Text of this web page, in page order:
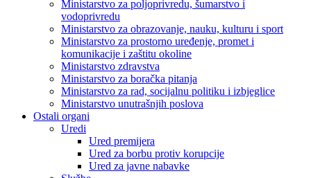
Ministarstvo za poljoprivredu, šumarstvo i
vodoprivredu
Ministarstvo za obrazovanje, nauku, kulturu i sport
Ministarstvo za prostorno uređenje, promet i
komunikacije i zaštitu okoline
Ministarstvo zdravstva
Ministarstvo za boračka pitanja
Ministarstvo za rad, socijalnu politiku i izbjeglice
Ministarstvo unutrašnjih poslova
Ostali organi
Uredi
Ured premijera
Ured za borbu protiv korupcije
Ured za javne nabavke